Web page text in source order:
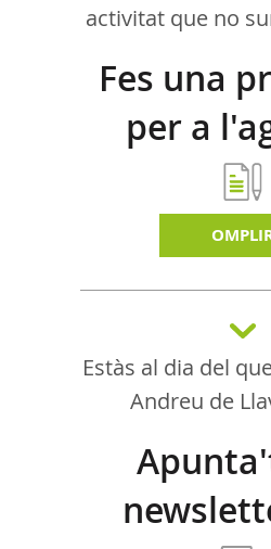
activitat que no
Fes una
per a
Estàs al dia del
Andreu de